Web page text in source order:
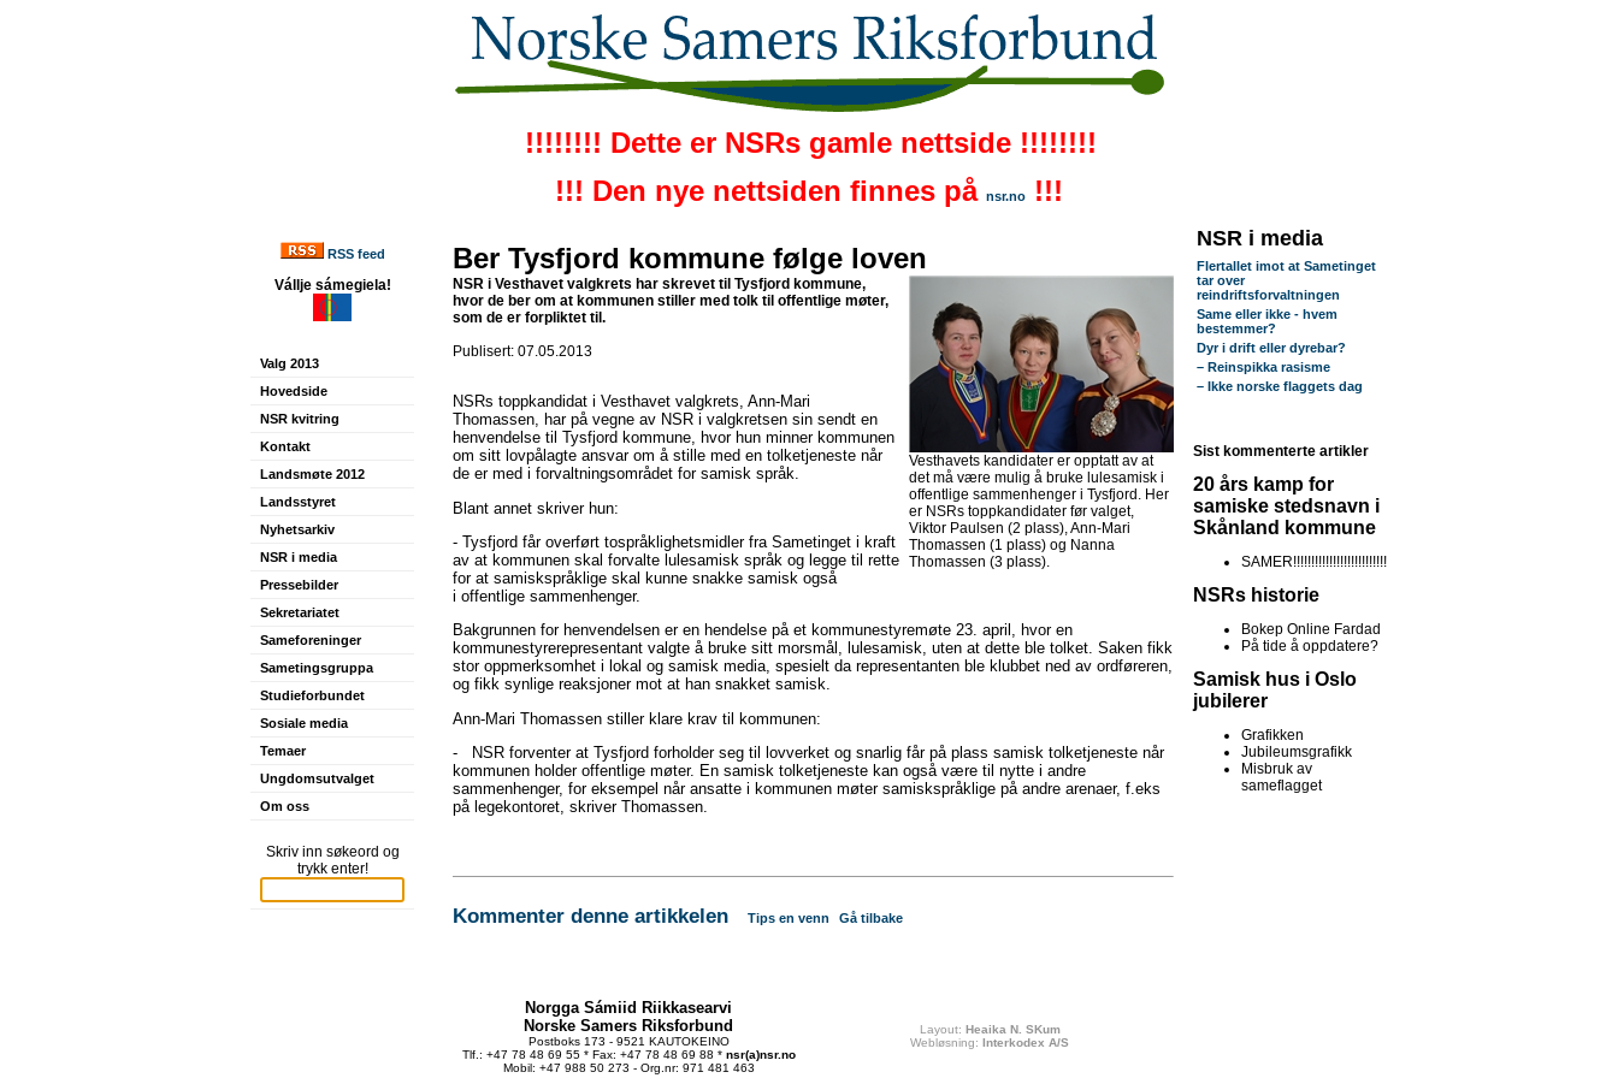
!!!!!!!! Dette er NSRs gamle nettside !!!!!!!!
!!! Den nye nettsiden finnes på nsr.no !!!
RSS feed
Vállje sámegiela!
Valg 2013
Hovedside
NSR kvitring
Kontakt
Landsmøte 2012
Landsstyret
Nyhetsarkiv
NSR i media
Pressebilder
Sekretariatet
Sameforeninger
Sametingsgruppa
Studieforbundet
Sosiale media
Temaer
Ungdomsutvalget
Om oss
Skriv inn søkeord og
trykk enter!
Ber Tysfjord kommune følge loven
Vesthavets kandidater er opptatt av at
det må være mulig å bruke lulesamisk i
offentlige sammenhenger i Tysfjord. Her
er NSRs toppkandidater før valget,
Viktor Paulsen (2 plass), Ann-Mari
Thomassen (1 plass) og Nanna
Thomassen (3 plass).
NSR i Vesthavet valgkrets har skrevet til Tysfjord kommune,
hvor de ber om at kommunen stiller med tolk til offentlige møter,
som de er forpliktet til.
Publisert: 07.05.2013
NSRs toppkandidat i Vesthavet valgkrets, Ann-Mari
Thomassen, har på vegne av NSR i valgkretsen sin sendt en
henvendelse til Tysfjord kommune, hvor hun minner kommunen
om sitt lovpålagte ansvar om å stille med en tolketjeneste når
de er med i forvaltningsområdet for samisk språk.
Blant annet skriver hun:
- Tysfjord får overført tospråklighetsmidler fra Sametinget i kraft
av at kommunen skal forvalte lulesamisk språk og legge til rette
for at samiskspråklige skal kunne snakke samisk også
i offentlige sammenhenger.
Bakgrunnen for henvendelsen er en hendelse på et kommunestyremøte 23. april, hvor en
kommunestyrerepresentant valgte å bruke sitt morsmål, lulesamisk, uten at dette ble tolket. Saken fikk
stor oppmerksomhet i lokal og samisk media, spesielt da representanten ble klubbet ned av ordføreren,
og fikk synlige reaksjoner mot at han snakket samisk.
Ann-Mari Thomassen stiller klare krav til kommunen:
- NSR forventer at Tysfjord forholder seg til lovverket og snarlig får på plass samisk tolketjeneste når
kommunen holder offentlige møter. En samisk tolketjeneste kan også være til nytte i andre
sammenhenger, for eksempel når ansatte i kommunen møter samiskspråklige på andre arenaer, f.eks
på legekontoret, skriver Thomassen.
Kommenter denne artikkelen Tips en venn Gå tilbake
NSR i media
Flertallet imot at Sametinget
tar over
reindriftsforvaltningen
Same eller ikke - hvem
bestemmer?
Dyr i drift eller dyrebar?
– Reinspikka rasisme
– Ikke norske flaggets dag
Sist kommenterte artikler
20 års kamp for
samiske stedsnavn i
Skånland kommune
SAMER!!!!!!!!!!!!!!!!!!!!!!!!!!
NSRs historie
Bokep Online Fardad
På tide å oppdatere?
Samisk hus i Oslo
jubilerer
Grafikken
Jubileumsgrafikk
Misbruk av
sameflagget
Norgga Sámiid Riikkasearvi
Norske Samers Riksforbund
Postboks 173 - 9521 KAUTOKEINO
Tlf.: +47 78 48 69 55 * Fax: +47 78 48 69 88 * nsr(a)nsr.no
Mobil: +47 988 50 273 - Org.nr: 971 481 463
Layout: Heaika N. SKum
Webløsning: Interkodex A/S